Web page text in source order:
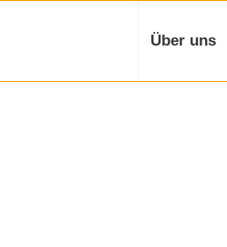
Über uns